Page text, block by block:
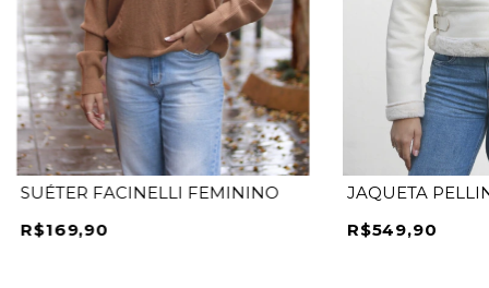
SUÉTER FACINELLI FEMININO
R$169,90
JAQUETA
R$549,90